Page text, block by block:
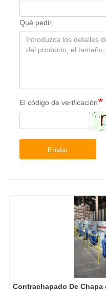
Qué pedir
El código de verificación
Enviar
Contrachapado De Chapa